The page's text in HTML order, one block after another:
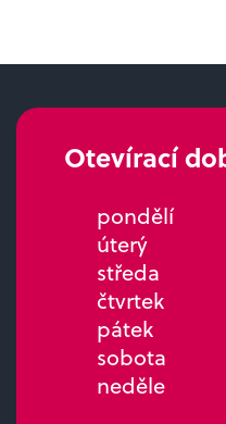
Otevírací
pondělí
úterý
středa
čtvrtek
pátek
sobota
neděle